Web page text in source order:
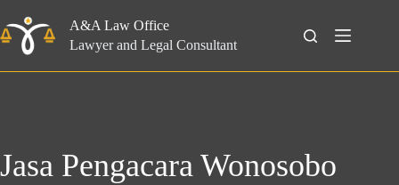
to
content
A&A Law Office
Lawyer and Legal Consultant
Search
Jasa Pengacara Wonosobo